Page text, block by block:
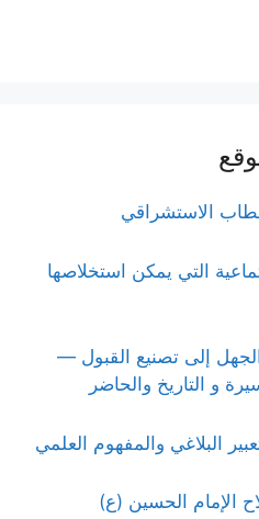
الاستشراقي
التي يمكن استخلاصها
إلى تصنيع القبول —
و التاريخ والحاضر
البلاغي والمفهوم العلمي
الإمام الحسين (ع)